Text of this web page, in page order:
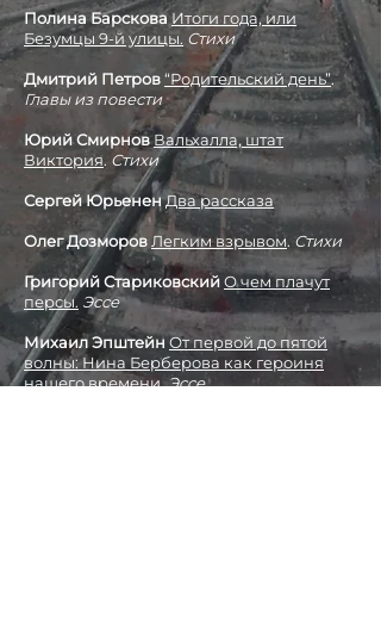
Полина Барскова Итоги года, или
Безумцы 9-й улицы. Стихи
Дмитрий Петров“Родительский день”.
Главы из повести
Юрий Смирнов Вальхалла, штат
Виктория.Стихи
Сергей ЮрьененДва рассказа
Олег ДозморовЛегким взрывом. Стихи
Григорий СтариковскийО чем плачут
персы. Эссе
Михаил Эпштейн От первой до пятой
волны: Нина Берберова как героиня
нашего времени.Эссе